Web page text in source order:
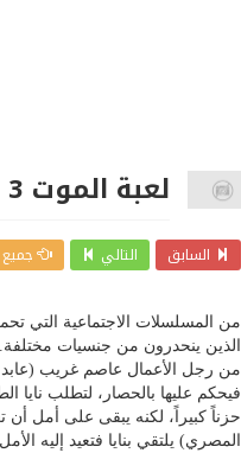
لعبة الموت 3 - الحلقة 6
السابق التالي جميع
من المسلسلات الاجتماعية التي
الذين ينحدرون من جنسيات
من رجل الأعمال عاصم غريب (عابد
فيحكم عليها بالحصار، لتطلب نايا
حزناً كبيراً، لكنه يبقى على أمل